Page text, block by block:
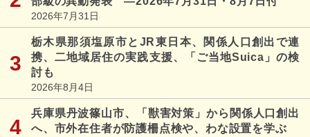
2026年7月31日
栃木県那須塩原市とJR東日本、関係人口創出で連
携、二地域居住の実践支援、「ご当地Suica」の検
討も
2026年8月4日
兵庫県丹波篠山市、「獣害対策」から関係人口創出
へ、市外在住者が防護柵点検や、わな設置を学ぶ